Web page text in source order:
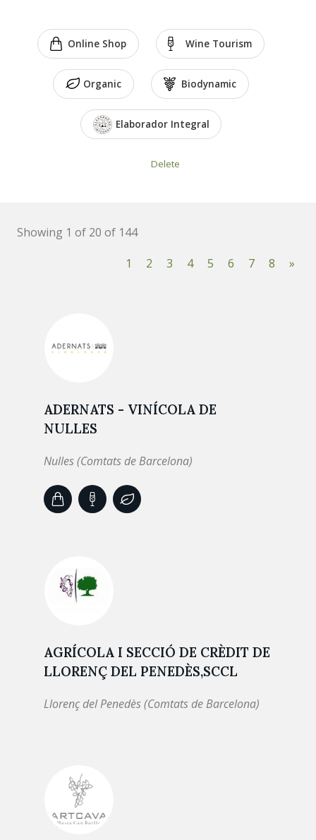
Online Shop Wine Tourism
Organic Biodynamic
Elaborador Integral
Delete
Showing 1 of 20 of 144
1
2 3 4 5 6 7 8 »
ADERNATS - VINÍCOLA DE
NULLES
Nulles (Comtats de Barcelona)
AGRÍCOLA I SECCIÓ DE CRÈDIT DE
LLORENÇ DEL PENEDÈS,SCCL
Llorenç del Penedès (Comtats de Barcelona)